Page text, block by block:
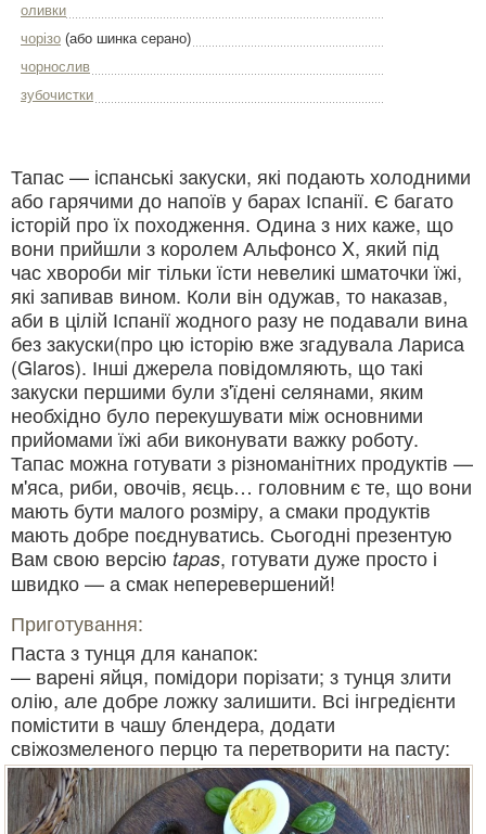
оливки
чорізо (або шинка серано)
чорнослив
зубочистки
Тапас — іспанські закуски, які подають холодними
або гарячими до напоїв у барах Іспанії. Є багато
історій про їх походження. Одина з них каже, що
вони прийшли з королем Альфонсо X, який під
час хвороби міг тільки їсти невеликі шматочки їжі,
які запивав вином. Коли він одужав, то наказав,
аби в цілій Іспанії жодного разу не подавали вина
без закуски(про цю історію вже згадувала Лариса
(Glaros). Інші джерела повідомляють, що такі
закуски першими були з'їдені селянами, яким
необхідно було перекушувати між основними
прийомами їжі аби виконувати важку роботу.
Тапас можна готувати з різноманітних продуктів —
м'яса, риби, овочів, яєць… головним є те, що вони
мають бути малого розміру, а смаки продуктів
мають добре поєднуватись. Сьогодні презентую
Вам свою версію tapas, готувати дуже просто і
швидко — а смак неперевершений!
Приготування:
Паста з тунця для канапок:
— варені яйця, помідори порізати; з тунця злити
олію, але добре ложку залишити. Всі інгредієнти
помістити в чашу блендера, додати
свіжозмеленого перцю та перетворити на пасту: